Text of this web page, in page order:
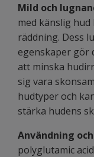
Mild och
med känslig hud
räddning. Dess
egenskaper gör
att minska
sig vara
hudtyper och
stärka hudens
Användning
polyglutamic